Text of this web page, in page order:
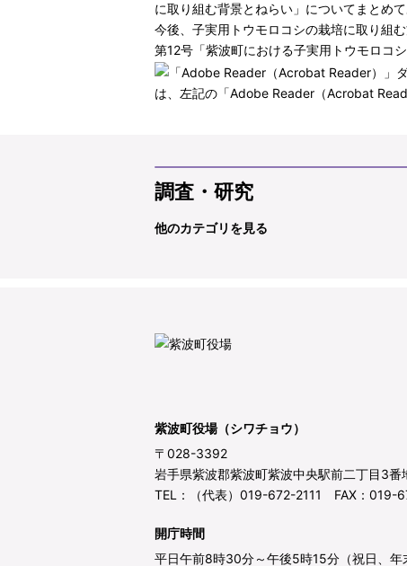
に取り組む背景とねらい」についてまとめて
今後、子実用トウモロコシの栽培に取り組
第12号「紫波町における子実用トウモロコ
は、左記の「Adobe Reader（Acrobat
調査・研究
他のカテゴリを見る
紫波町役場（シワチョウ）
〒028-3392
岩手県紫波郡紫波町紫波中央駅前二丁目3番
TEL：（代表）019-672-2111 FAX：019-
開庁時間
平日午前8時30分～午後5時15分（祝日、年